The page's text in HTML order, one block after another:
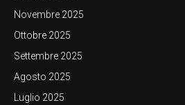
Novembre 2025
Ottobre 2025
Settembre 2025
Agosto 2025
Luglio 2025